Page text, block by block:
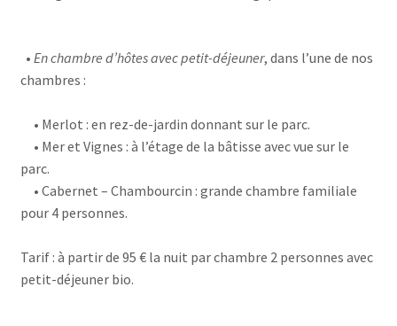
• En chambre d’hôtes avec petit-déjeuner, dans l’une de nos
chambres :
• Merlot : en rez-de-jardin donnant sur le parc.
• Mer et Vignes : à l’étage de la bâtisse avec vue sur le
parc.
• Cabernet – Chambourcin : grande chambre familiale
pour 4 personnes.
Tarif : à partir de 95 € la nuit par chambre 2 personnes avec
petit-déjeuner bio.